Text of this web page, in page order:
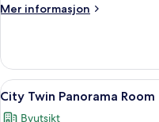
Mer informasjon
Mer
Room
Åpne
alle
4
City Twin Panorama Room
Byutsikt